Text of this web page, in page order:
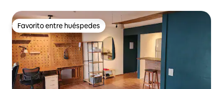
Favorito entre huéspedes
Favorito entre huéspedes